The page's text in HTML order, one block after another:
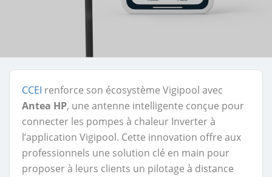
CCEI renforce son écosystème Vigipool avec
Antea HP, une antenne intelligente conçue pour
connecter les pompes à chaleur Inverter à
l’application Vigipool. Cette innovation offre aux
professionnels une solution clé en main pour
proposer à leurs clients un pilotage à distance